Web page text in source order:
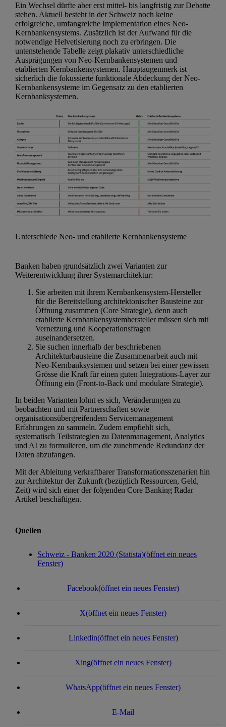
Ein Wechsel dürfte aber erst mittel- bis langfristig zur Debatte
stehen. Aktuell besteht in der Schweiz noch keine
erfolgreiche, umfangreiche Implementation eines Neo-
Kernbankensystems. Zusätzlich ist der Aufwand für die
notwendige Helvetisierung noch zu erbringen. Die
untenstehende Tabelle zeigt plakativ unterschiedliche
Ausprägungen von Neo-Kernbankensystemen und
etablierten Kernbankensystemen. Hauptaugenmerk ist
sicherlich die fokussierte funktionale Abdeckung der Neo-
Kernbankensysteme im Gegensatz zu den etablierten
Kernbanksystemen.
Unterschiede Neo- und etablierte Kernbankensysteme
Banken haben grundsätzlich zwei Varianten zur
Weiterentwicklung ihrer Systemarchitektur:
Sie arbeiten mit ihrem Kernbankensystem-Hersteller
für die Bereitstellung architektonischer Bausteine zur
Öffnung zusammen (Core Strategie), denn auch
etablierte Kernbankensystemhersteller müssen sich mit
Vernetzung und Kooperationsfragen
auseinandersetzen.
Sie suchen innerhalb der beschriebenen
Architekturbausteine die Zusammenarbeit auch mit
Neo-Kernbanksystemen und setzen bei einer gewissen
Grösse die Kraft für einen guten Integrations-Layer zur
Öffnung ein (Front-to-Back und modulare Strategie).
In beiden Varianten lohnt es sich, Veränderungen zu
beobachten und mit Partnerschaften sowie
organisationsübergreifendem Servicemanagement
Erfahrungen zu sammeln. Zudem empfiehlt sich,
systematisch Teilstrategien zu Datenmanagement, Analytics
und AI zu formulieren, um die zunehmende Redundanz der
Daten abzufangen.
Mit der Ableitung verkraftbarer Transformationsszenarien hin
zur Architektur der Zukunft (bezüglich Ressourcen, Geld,
Zeit) wird sich einer der folgenden Core Banking Radar
Artikel beschäftigen.
Quellen
Schweiz - Banken 2020 (Statista)(öffnet ein neues
Fenster)
Facebook(öffnet ein neues Fenster)
X(öffnet ein neues Fenster)
Linkedin(öffnet ein neues Fenster)
Xing(öffnet ein neues Fenster)
WhatsApp(öffnet ein neues Fenster)
E-Mail